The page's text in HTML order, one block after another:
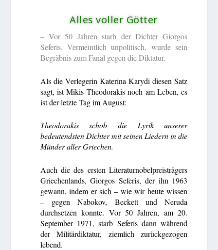
Alles voller Götter
– Vor 50 Jahren starb der Dichter Giorgos
Seferis. Vermeintlich unpolitisch, wurde sein
Begräbnis zum Fanal gegen die Diktatur. –
Als die Verlegerin Katerina Karydi diesen Satz
sagt, ist Mikis Theodorakis noch am Leben, es
ist der letzte Tag im August:
Theodorakis schob die Lyrik unserer
bedeutendsten Dichter mit seinen Liedern in die
Münder aller Griechen.
Auch die des ersten Literaturnobelpreisträgers
Griechenlands, Giorgos Seferis, der ihn 1963
gewann, indem er sich – wie wir heute wissen
– gegen Nabokov, Beckett und Neruda
durchsetzen konnte. Vor 50 Jahren, am 20.
September 1971, starb Seferis dann während
der Militärdiktatur, ziemlich zurückgezogen
lebend.